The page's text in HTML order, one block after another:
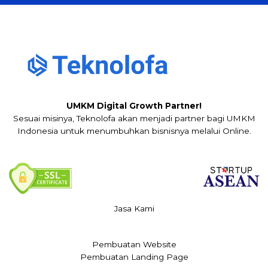
UMKM Digital Growth Partner!
Sesuai misinya, Teknolofa akan menjadi partner bagi UMKM
Indonesia untuk menumbuhkan bisnisnya melalui Online.
Jasa Kami
Pembuatan Website
Pembuatan Landing Page